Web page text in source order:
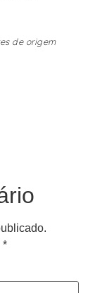
de origem
*